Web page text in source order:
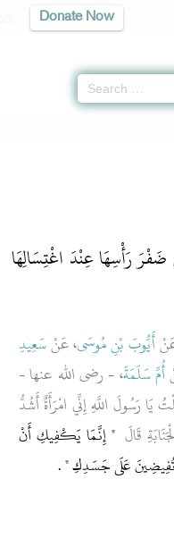
Donate Now
رَأْسِهَا عِنْدَ اغْتِسَالِهَا
أَيُّوبَ بْنِ مُوسَى، عَنْسَعِيدِ
أُمِّ سَلَمَةَ، - رضى الله عنها -
رَسُولَ اللَّهِ إِنِّي امْرَأَةٌ أَشُدُّ
قَالَ "‏ إِنَّمَا يَكْفِيكِ أَنْ
عَلَى جَسَدِكِ ‏"‏ ‏.‏